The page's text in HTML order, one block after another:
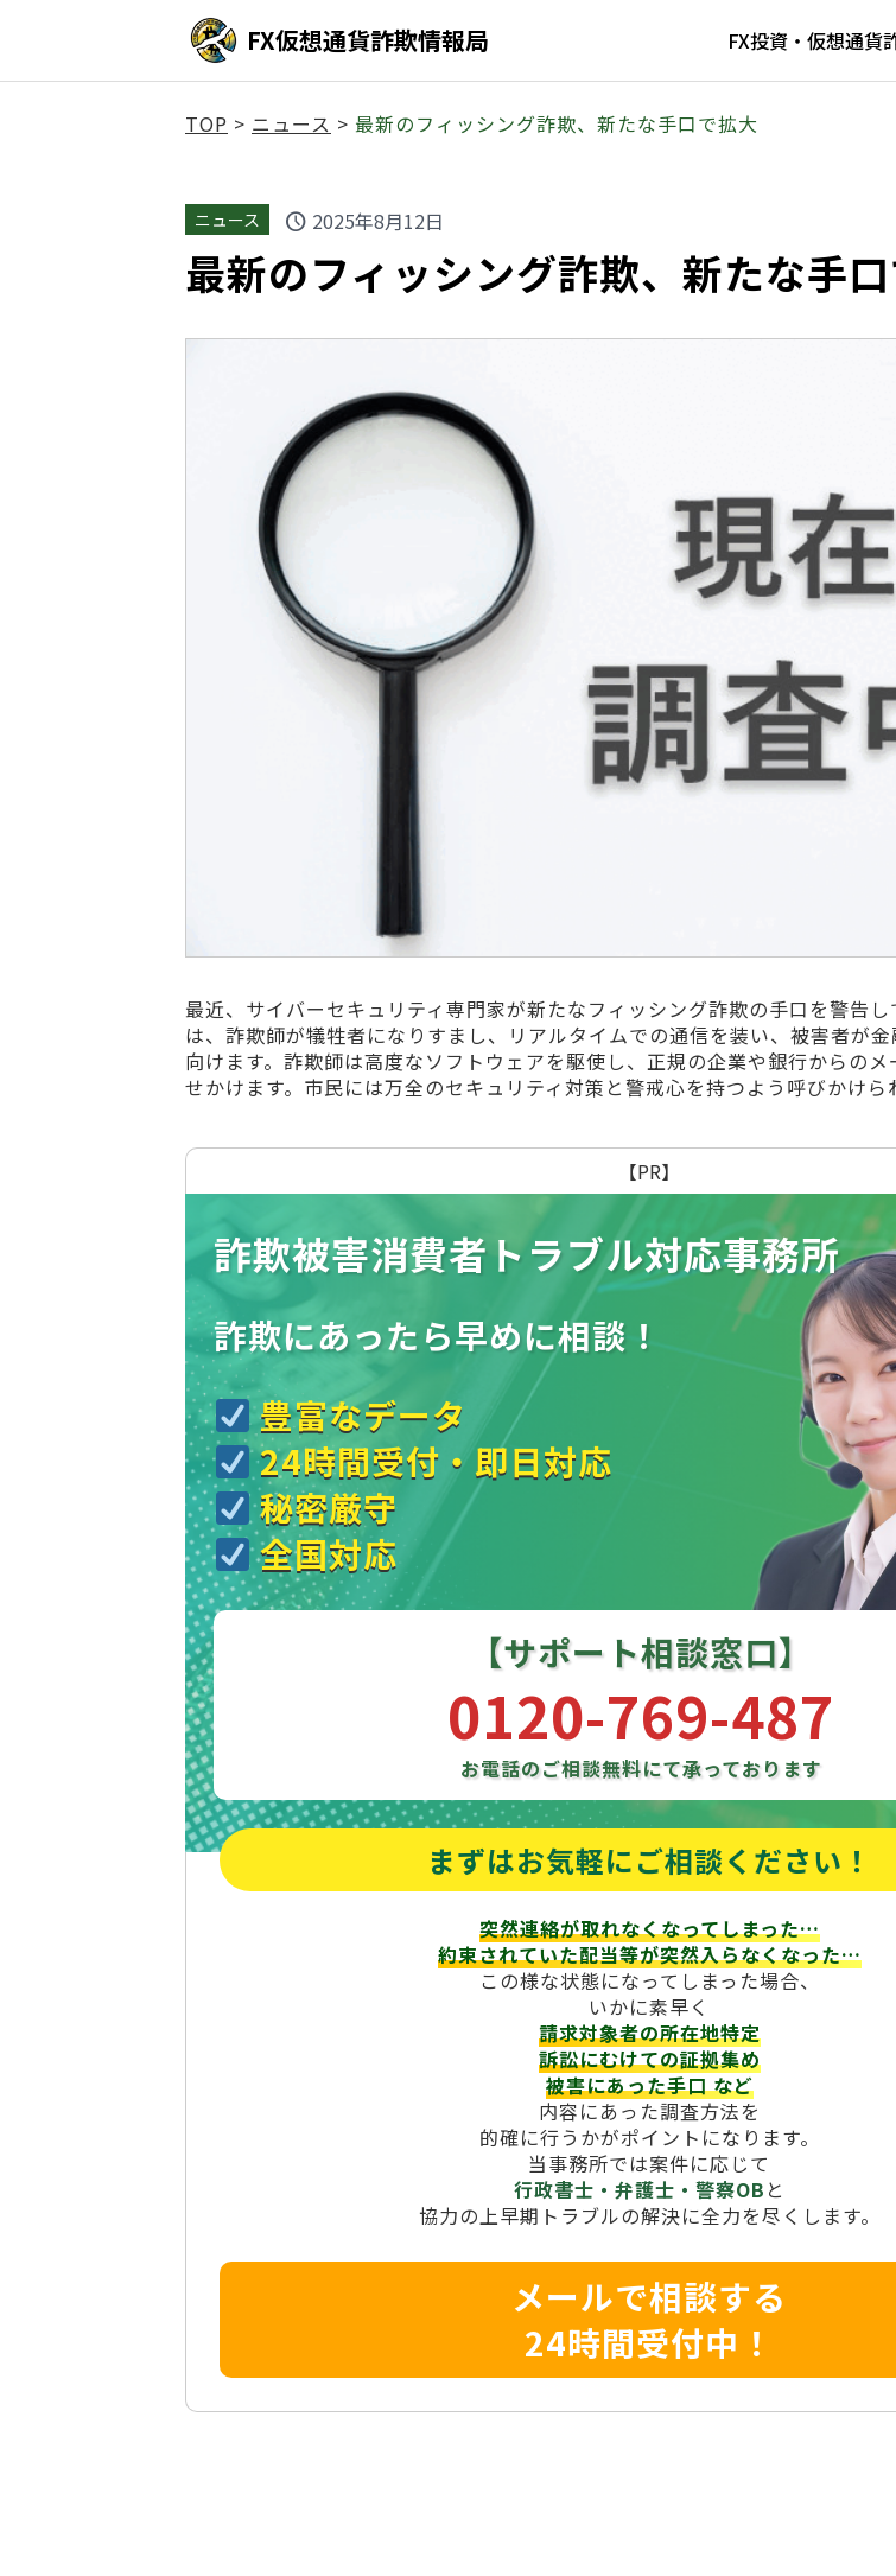
FX仮想通貨詐欺情報局 FX投資・仮想通貨
TOP > ニュース > 最新のフィッシング詐欺、新たな手口で拡大
ニュース schedule 2025年8月12日
最新のフィッシング詐欺、新たな手
最近、サイバーセキュリティ専門家が新たなフィッシング詐欺の手口を警告
は、詐欺師が犠牲者になりすまし、リアルタイムでの通信を装い、被害者が
向けます。詐欺師は高度なソフトウェアを駆使し、正規の企業や銀行からの
せかけます。市民には万全のセキュリティ対策と警戒心を持つよう呼びかけら
【PR】
詐欺被害消費者トラブル対応事務所
詐欺にあったら早めに相談！
豊富なデータ
24時間受付・即日対応
秘密厳守
全国対応
【サポート相談窓口】
0120-769-487
お電話のご相談無料にて承っております
まずはお気軽にご相談ください！
突然連絡が取れなくなってしまった…
約束されていた配当等が突然入らなくなった…
この様な状態になってしまった場合、
いかに素早く
請求対象者の所在地特定
訴訟にむけての証拠集め
被害にあった手口など
内容にあった調査方法を
的確に行うかがポイントになります。
当事務所では案件に応じて
行政書士・弁護士・警察OB と
協力の上早期トラブルの解決に全力を尽くします。
メールで相談する
24時間受付中！